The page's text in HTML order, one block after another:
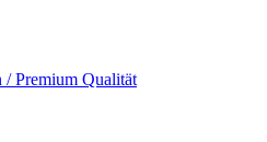
/ Premium Qualität